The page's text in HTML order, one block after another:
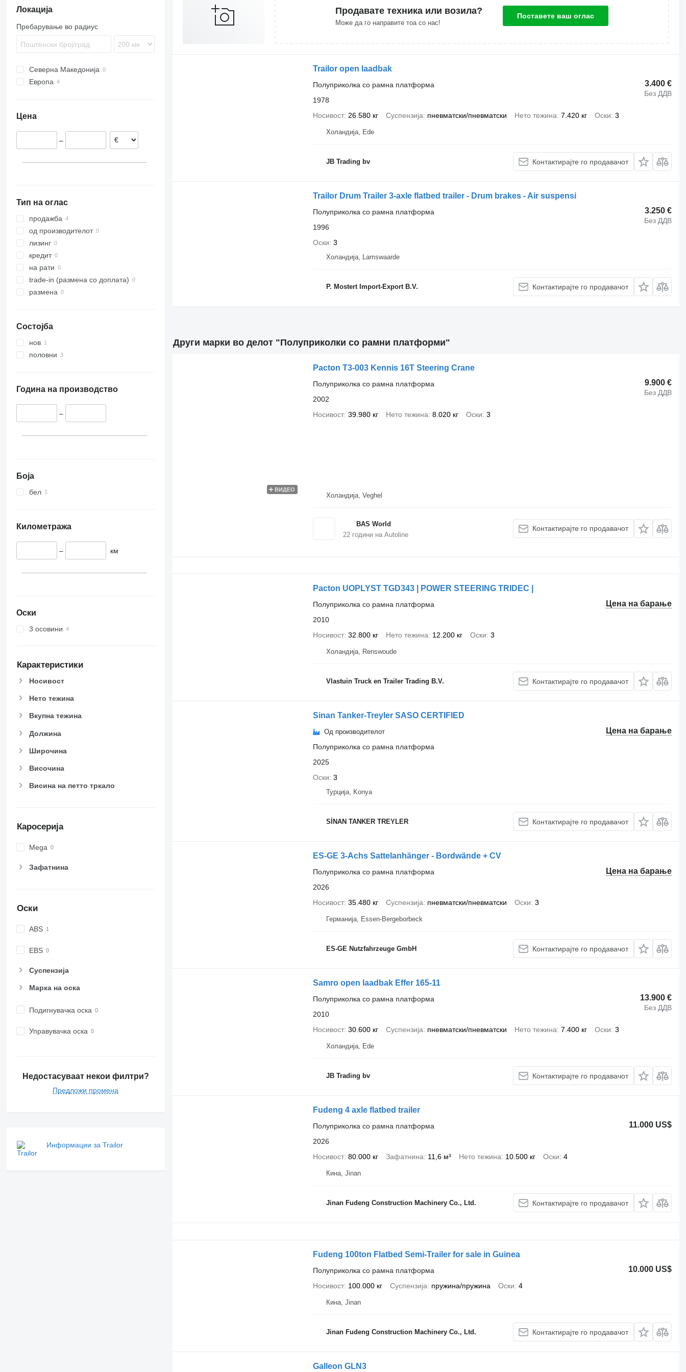
Локација
Пребарување во радиус
Северна Македонија
Европа
Цена
–
Тип на оглас
продажба
од производителот
лизинг
кредит
на рати
trade-in (размена со доплата)
размена
Состојба
нов
половни
Година на производство
–
Боја
бел
Километража
– км
Оски
3 осовини
Карактеристики
Носивост
Нето тежина
Вкупна тежина
Должина
Широчина
Височина
Висина на петто тркало
Каросерија
Mega
Зафатнина
Оски
ABS
EBS
Суспензија
Марка на оска
Подигнувачка оска
Управувачка оска
Недостасуваат некои филтри?
Предложи промена
Информации за Trailor
Продавате техника или возила?
Може да го направите тоа со нас!
Поставете ваш оглас
Trailor open laadbak
3.400 €
Без ДДВ
Полуприколка со рамна платформа
1978
Носивост 26.580 кг Суспензија пневматски/пневматски Нето тежина 7.420 кг Оски 3
Холандија, Ede
JB Trading bv Контактирајте го продавачот
Trailor Drum Trailer 3-axle flatbed trailer - Drum brakes - Air suspensi
3.250 €
Без ДДВ
Полуприколка со рамна платформа
1996
Оски 3
Холандија, Lamswaarde
P. Mostert Import-Export B.V. Контактирајте го продавачот
Други марки во делот "Полуприколки со рамни платформи"
ВИДЕО
Pacton T3-003 Kennis 16T Steering Crane
9.900 €
Без ДДВ
Полуприколка со рамна платформа
2002
Носивост 39.980 кг Нето тежина 8.020 кг Оски 3
Холандија, Veghel
BAS World
22години на Autoline
Контактирајте го продавачот
Pacton UOPLYST TGD343 | POWER STEERING TRIDEC |
Цена на барање
Полуприколка со рамна платформа
2010
Носивост 32.800 кг Нето тежина 12.200 кг Оски 3
Холандија, Renswoude
Vlastuin Truck en Trailer Trading B.V. Контактирајте го продавачот
Sinan Tanker-Treyler SASO CERTIFIED
Цена на барање
Од производителот
Полуприколка со рамна платформа
2025
Оски 3
Турција, Konya
SİNAN TANKER TREYLER Контактирајте го продавачот
ES-GE 3-Achs Sattelanhänger - Bordwände + CV
Цена на барање
Полуприколка со рамна платформа
2026
Носивост 35.480 кг Суспензија пневматски/пневматски Оски 3
Германија, Essen-Bergeborbeck
ES-GE Nutzfahrzeuge GmbH Контактирајте го продавачот
Samro open laadbak Effer 165-11
13.900 €
Без ДДВ
Полуприколка со рамна платформа
2010
Носивост 30.600 кг Суспензија пневматски/пневматски Нето тежина 7.400 кг Оски 3
Холандија, Ede
JB Trading bv Контактирајте го продавачот
Fudeng 4 axle flatbed trailer
11.000 US$
Полуприколка со рамна платформа
2026
Носивост 80.000 кг Зафатнина 11,6 м³ Нето тежина 10.500 кг Оски 4
Кина, Jinan
Jinan Fudeng Construction Machinery Co., Ltd. Контактирајте го продавачот
Fudeng 100ton Flatbed Semi-Trailer for sale in Guinea
10.000 US$
Полуприколка со рамна платформа
Носивост 100.000 кг Суспензија пружина/пружина Оски 4
Кина, Jinan
Jinan Fudeng Construction Machinery Co., Ltd. Контактирајте го продавачот
Galleon GLN3